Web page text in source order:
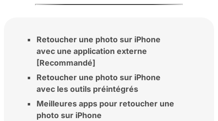
Retoucher une photo sur iPhone
avec une application externe
[Recommandé]
Retoucher une photo sur iPhone
avec les outils préintégrés
Meilleures apps pour retoucher une
photo sur iPhone